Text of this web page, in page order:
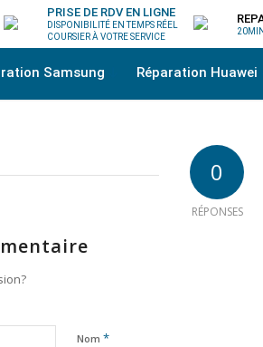
PRISE DE RDV EN LIGNE
DISPONIBILITÉ EN TEMPS RÉEL
COURSIER À VOTRE SERVICE
Samsung Réparation Huawei
0
RÉPONSES
Nom *